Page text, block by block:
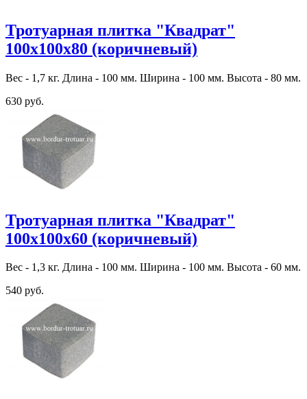
Тротуарная плитка "Квадрат"
100х100х80 (коричневый)
Вес - 1,7 кг. Длина - 100 мм. Ширина - 100 мм. Высота - 80 мм.
630 руб.
Тротуарная плитка "Квадрат"
100х100х60 (коричневый)
Вес - 1,3 кг. Длина - 100 мм. Ширина - 100 мм. Высота - 60 мм.
540 руб.